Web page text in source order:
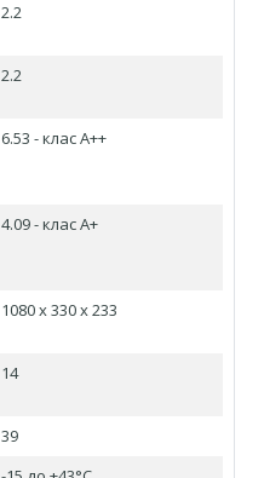
2.2
2.2
6.53 - клас A++
4.09 - клас А+
1080 x 330 x 233
14
39